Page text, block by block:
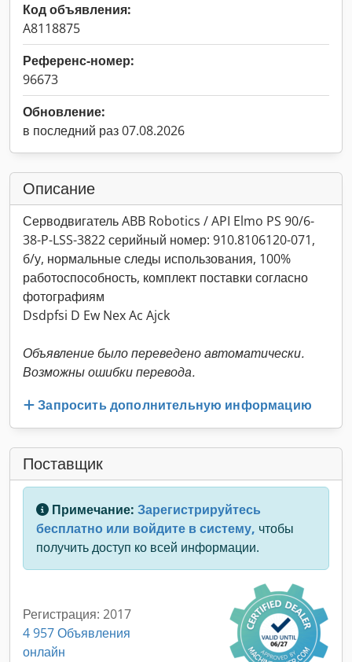
Код объявления:
A8118875
Референс-номер:
96673
Обновление:
в последний раз 07.08.2026
Описание
Серводвигатель ABB Robotics / API Elmo PS 90/6-
38-P-LSS-3822 серийный номер: 910.8106120-071,
б/у, нормальные следы использования, 100%
работоспособность, комплект поставки согласно
фотографиям
Dsdpfsi D Ew Nex Ac Ajck
Объявление было переведено автоматически.
Возможны ошибки перевода.
Запросить дополнительную информацию
Поставщик
Примечание: Зарегистрируйтесь
бесплатно или войдите в систему, чтобы
получить доступ ко всей информации.
Регистрация: 2017
4 957 Объявления
онлайн